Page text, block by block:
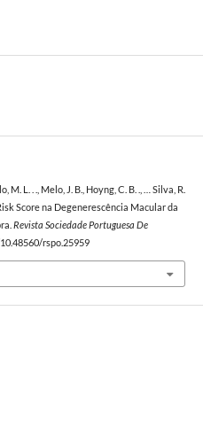
M. L. . ., Melo, J. B., Hoyng, C. B. ., … Silva, R.
Score na Degenerescência Macular da
Revista Sociedade Portuguesa De
rspo.25959